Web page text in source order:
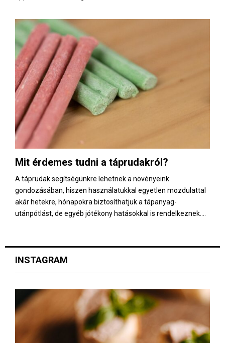
Mit érdemes tudni a táprudakról?
A táprudak segítségünkre lehetnek a növényeink
gondozásában, hiszen használatukkal egyetlen mozdulattal
akár hetekre, hónapokra biztosíthatjuk a tápanyag-
utánpótlást, de egyéb jótékony hatásokkal is rendelkeznek....
INSTAGRAM